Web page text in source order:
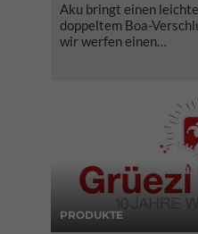
Aku bringt einen
doppeltem Boa-
wir werfen einen…
PRODUKTE